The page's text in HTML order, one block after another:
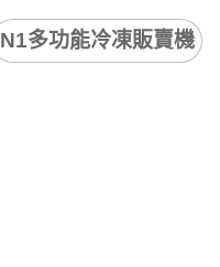
N1多功能冷凍販賣機